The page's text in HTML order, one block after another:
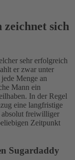
zeichnet sich
sehr erfolgreich
er zwar unter
Menge an
Mann ein
In der Regel
eine langfristige
absolut freiwilliger
Zeitpunkt
Sugardaddy